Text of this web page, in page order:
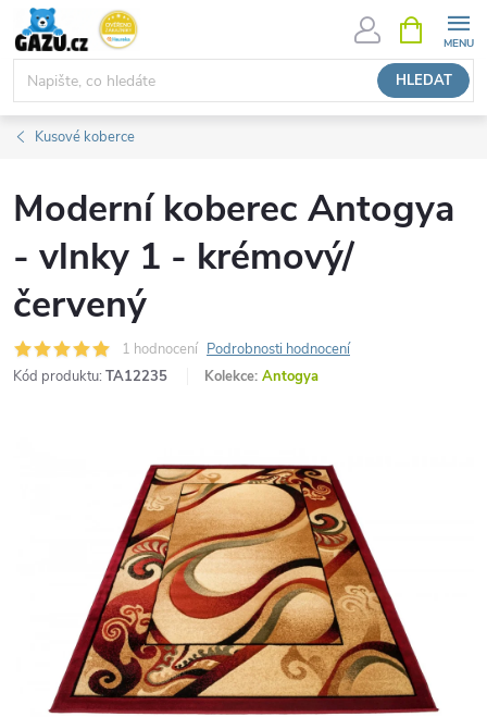
Přejít
obsah
HLEDAT
NÁKUPNÍ
KOŠÍK
Kusové koberce
Moderní koberec Antogya
- vlnky 1 - krémový/
červený
1 hodnocení Podrobnosti hodnocení
Kód produktu: TA12235 Kolekce: Antogya